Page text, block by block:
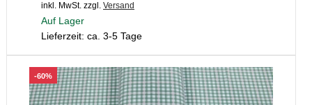
inkl. MwSt. zzgl. Versand
Auf Lager
Lieferzeit: ca. 3-5 Tage
-60%